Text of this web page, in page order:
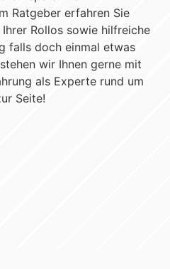
Ratgeber erfahren Sie
Rollos sowie hilfreiche
falls doch einmal etwas
wir Ihnen gerne mit
als Experte rund um
Seite!